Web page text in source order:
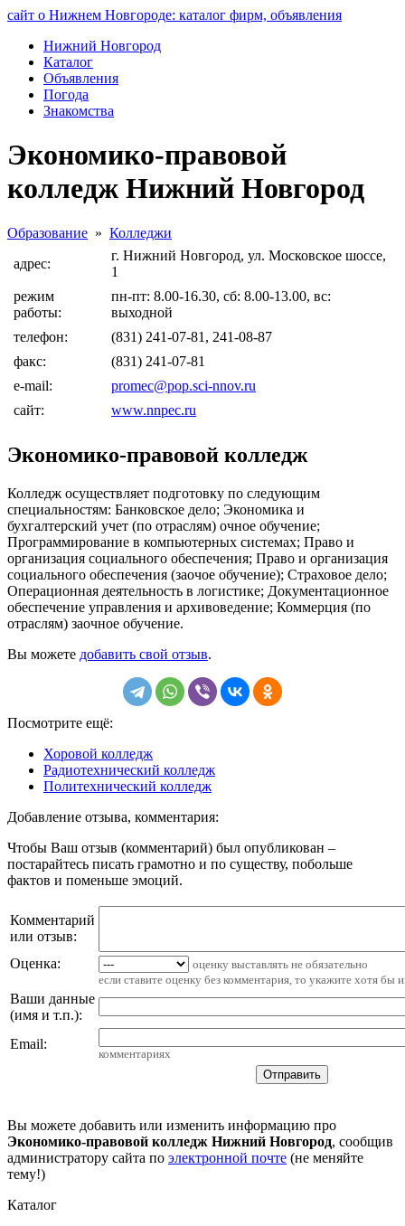
сайт о Нижнем Новгороде: каталог фирм, объявления
Нижний Новгород
Каталог
Объявления
Погода
Знакомства
Экономико-правовой
колледж Нижний Новгород
Образование » Колледжи
адрес:
г. Нижний Новгород, ул. Московское шоссе,
1
режим
работы:
пн-пт: 8.00-16.30, сб: 8.00-13.00, вс:
выходной
телефон:
(831) 241-07-81, 241-08-87
факс:
(831) 241-07-81
e-mail:
promec@pop.sci-nnov.ru
сайт:
www.nnpec.ru
Экономико-правовой колледж
Колледж осуществляет подготовку по следующим
специальностям: Банковское дело; Экономика и
бухгалтерский учет (по отраслям) очное обучение;
Программирование в компьютерных системах; Право и
организация социального обеспечения; Право и организация
социального обеспечения (заочое обучение); Страховое дело;
Операционная деятельность в логистике; Документационное
обеспечение управления и архивоведение; Коммерция (по
отраслям) заочное обучение.
Вы можете добавить свой отзыв.
Посмотрите ещё:
Хоровой колледж
Радиотехнический колледж
Политехнический колледж
Добавление отзыва, комментария:
Чтобы Ваш отзыв (комментарий) был опубликован –
постарайтесь писать грамотно и по существу, побольше
фактов и поменьше эмоций.
Комментарий
или отзыв:
Оценка:
оценку выставлять не обязательно
если ставите оценку без комментария, то укажите хотя бы
Ваши данные
(имя и т.п.):
Email:
комментариях
Вы можете добавить или изменить информацию про
Экономико-правовой колледж Нижний Новгород, сообщив
администратору сайта по электронной почте (не меняйте
тему!)
Каталог